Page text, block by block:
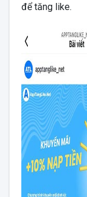
để tăng like.